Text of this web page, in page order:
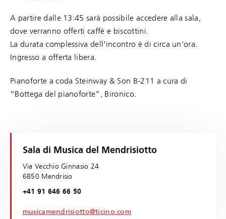
A partire dalle 13:45 sarà possibile accedere alla sala,
dove verranno offerti caffè e biscottini.
La durata complessiva dell’incontro è di circa un’ora.
Ingresso a offerta libera.
Pianoforte a coda Steinway & Son B-211 a cura di
“Bottega del pianoforte”, Bironico.
Sala di Musica del Mendrisiotto
Via Vecchio Ginnasio 24
6850 Mendrisio
+41 91 646 66 50
musicamendrisiotto@ticino.com